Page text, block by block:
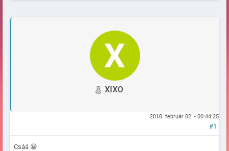
XIXO
2018. február 02. - 00:44:25
#1
Csáá 😁